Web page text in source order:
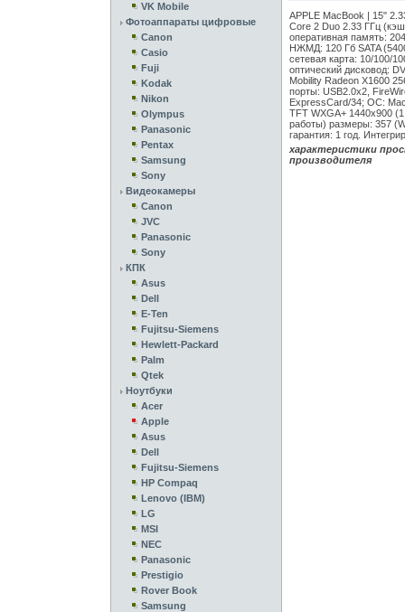
VK Mobile
Фотоаппараты цифровые
Canon
Casio
Fuji
Kodak
Nikon
Olympus
Panasonic
Pentax
Samsung
Sony
Видеокамеры
Canon
JVC
Panasonic
Sony
КПК
Asus
Dell
E-Ten
Fujitsu-Siemens
Hewlett-Packard
Palm
Qtek
Ноутбуки
Acer
Apple
Asus
Dell
Fujitsu-Siemens
HP Compaq
Lenovo (IBM)
LG
MSI
NEC
Panasonic
Prestigio
Rover Book
Samsung
APPLE MacBook | 15"
Core 2 Duo 2.33 ГГц
оперативная память:
НЖМД: 120 Гб SATA
сетевая карта: 10/100/
оптический дисковод:
Mobility Radeon X1600
порты: USB2.0x2,
ExpressCard/34; ОС:
TFT WXGA+ 1440x900
работы) размеры: 357
гарантия: 1 год.
характеристики
производителя